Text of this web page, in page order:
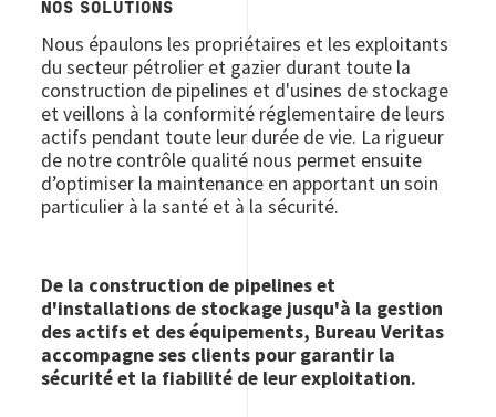
NOS SOLUTIONS
Nous épaulons les propriétaires et les exploitants
du secteur pétrolier et gazier durant toute la
construction de pipelines et d'usines de stockage
et veillons à la conformité réglementaire de leurs
actifs pendant toute leur durée de vie. La rigueur
de notre contrôle qualité nous permet ensuite
d’optimiser la maintenance en apportant un soin
particulier à la santé et à la sécurité.
De la construction de pipelines et
d'installations de stockage jusqu'à la gestion
des actifs et des équipements, Bureau Veritas
accompagne ses clients pour garantir la
sécurité et la fiabilité de leur exploitation.